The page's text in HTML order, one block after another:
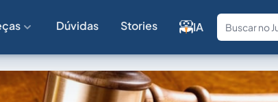
Dúvidas Stories IA